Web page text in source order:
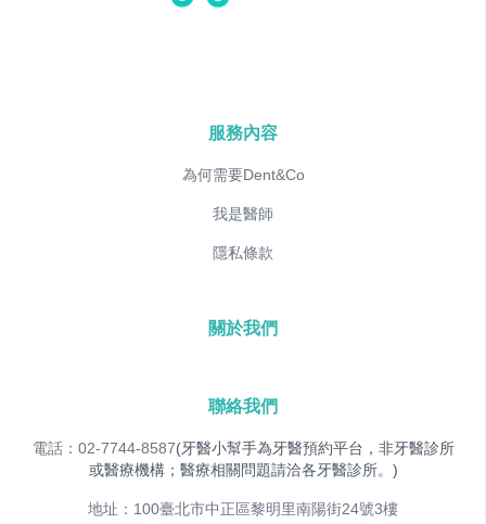
服務內容
為何需要Dent&Co
我是醫師
隱私條款
關於我們
聯絡我們
電話：02-7744-8587(牙醫小幫手為牙醫預約平台，非牙醫診所
或醫療機構；醫療相關問題請洽各牙醫診所。)
地址：100臺北市中正區黎明里南陽街24號3樓